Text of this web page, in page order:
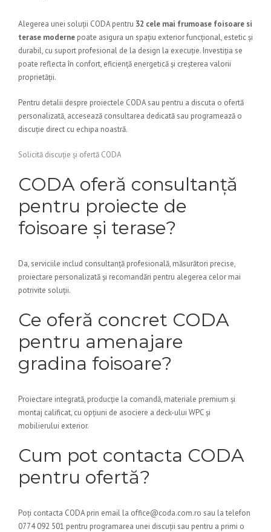
Alegerea unei soluții CODA pentru 32 cele mai frumoase foisoare si
terase moderne poate asigura un spațiu exterior funcțional, estetic și
durabil, cu suport profesional de la design la execuție. Investiția se
poate reflecta în confort, eficiență energetică și creșterea valorii
proprietății.
Pentru detalii despre proiectele CODA sau pentru a discuta o ofertă
personalizată, accesează consultarea dedicată sau programează o
discuție direct cu echipa noastră.
Solicită discuție și ofertă CODA
CODA oferă consultanță
pentru proiecte de
foisoare și terase?
Da, serviciile includ consultanță profesională, măsurători precise,
proiectare personalizată și recomandări pentru alegerea celor mai
potrivite soluții.
Ce oferă concret CODA
pentru amenajare
gradina foisoare?
Proiectare integrată, producție la comandă, materiale premium și
montaj calificat, cu opțiuni de asociere a deck-ului WPC și
mobilierului exterior.
Cum pot contacta CODA
pentru ofertă?
Poți contacta CODA prin email la office@coda.com.ro sau la telefon
0774 092 501 pentru programarea unei discuții sau pentru a primi o